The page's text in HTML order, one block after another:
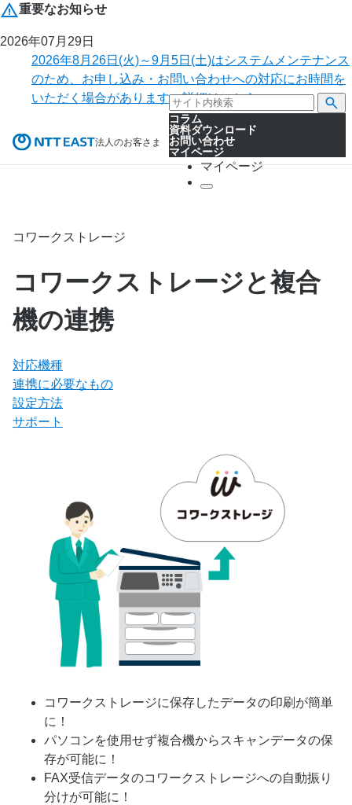
重要なお知らせ
2026年07月29日
2026年8月26日(火)～9月5日(土)はシステムメンテナンス
のため、お申し込み・お問い合わせへの対応にお時間を
いただく場合があります。詳細はこちら。
法人のお客さま
コラム
資料ダウンロード
お問い合わせ
マイページ
マイページ
コワークストレージ
コワークストレージと複合
機の連携
対応機種
連携に必要なもの
設定方法
サポート
コワークストレージに保存したデータの印刷が簡単
に！
パソコンを使用せず複合機からスキャンデータの保
存が可能に！
FAX受信データのコワークストレージへの自動振り
分けが可能に！